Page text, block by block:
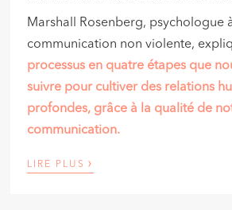
Marshall Rosenberg, psychologue
communication non violente,
processus en quatre étapes que
suivre pour cultiver des relations
profondes, grâce à la qualité de
communication.
LIRE PLUS ›